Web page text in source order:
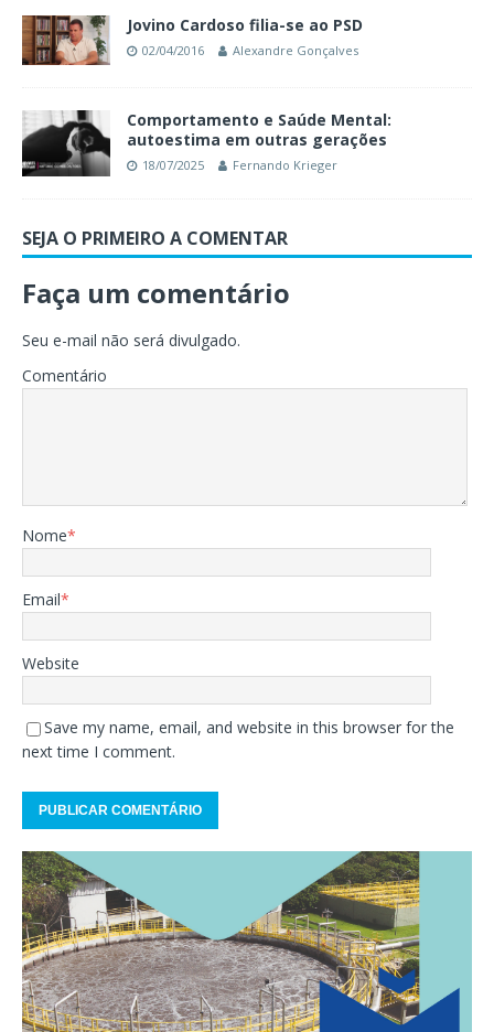
Jovino Cardoso filia-se ao PSD
02/04/2016 Alexandre Gonçalves
Comportamento e Saúde Mental:
autoestima em outras gerações
18/07/2025 Fernando Krieger
SEJA O PRIMEIRO A COMENTAR
Faça um comentário
Seu e-mail não será divulgado.
Comentário
Nome*
Email*
Website
Save my name, email, and website in this browser for the
next time I comment.